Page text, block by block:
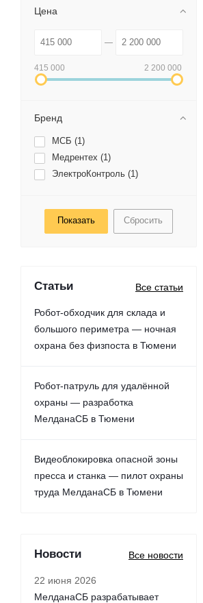
Цена
415 000 2 200 000
Бренд
МСБ (1)
Медрентех (1)
ЭлектроКонтроль (1)
Сбросить
Статьи Все статьи
Робот-обходчик для склада и
большого периметра — ночная
охрана без физпоста в Тюмени
Робот-патруль для удалённой
охраны — разработка
МелданаСБ в Тюмени
Видеоблокировка опасной зоны
пресса и станка — пилот охраны
труда МелданаСБ в Тюмени
Новости Все новости
22 июня 2026
МелданаСБ разрабатывает